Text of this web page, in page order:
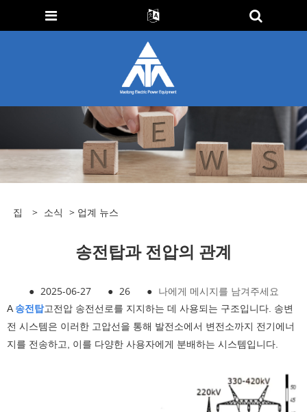
집 > 소식 > 업계 뉴스
송전탑과 전압의 관계
● 2025-06-27 ● 26 ● 나에게 메시지를 남겨주세요
A 송전탑고전압 송전선로를 지지하는 데 사용되는 구조입니다. 송변
전 시스템은 이러한 고압선을 통해 발전소에서 변전소까지 전기에너
지를 전송하고, 이를 다양한 사용자에게 분배하는 시스템입니다.